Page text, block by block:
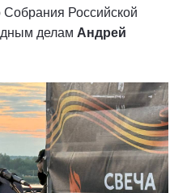
Российской
делам Андрей